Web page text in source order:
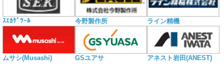
ｽｴｶｹﾞﾂｰﾙ 今野製作所 ライン精機
ムサシ(Musashi) GSユアサ アネスト岩田(ANEST)